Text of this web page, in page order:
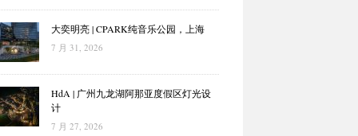
大奕明亮 | CPARK纯音乐公园，上海
7 月 31, 2026
HdA | 广州九龙湖阿那亚度假区灯光设
计
7 月 27, 2026